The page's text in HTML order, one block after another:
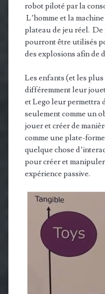
robot piloté par la
L’homme et la
plateau de jeu réel.
pourront être utilisés
des explosions afin de
Les enfants (et les
différemment leur
et Lego leur permettra
seulement comme un
jouer et créer de
comme une plate-
quelque chose
pour créer et
expérience passive.